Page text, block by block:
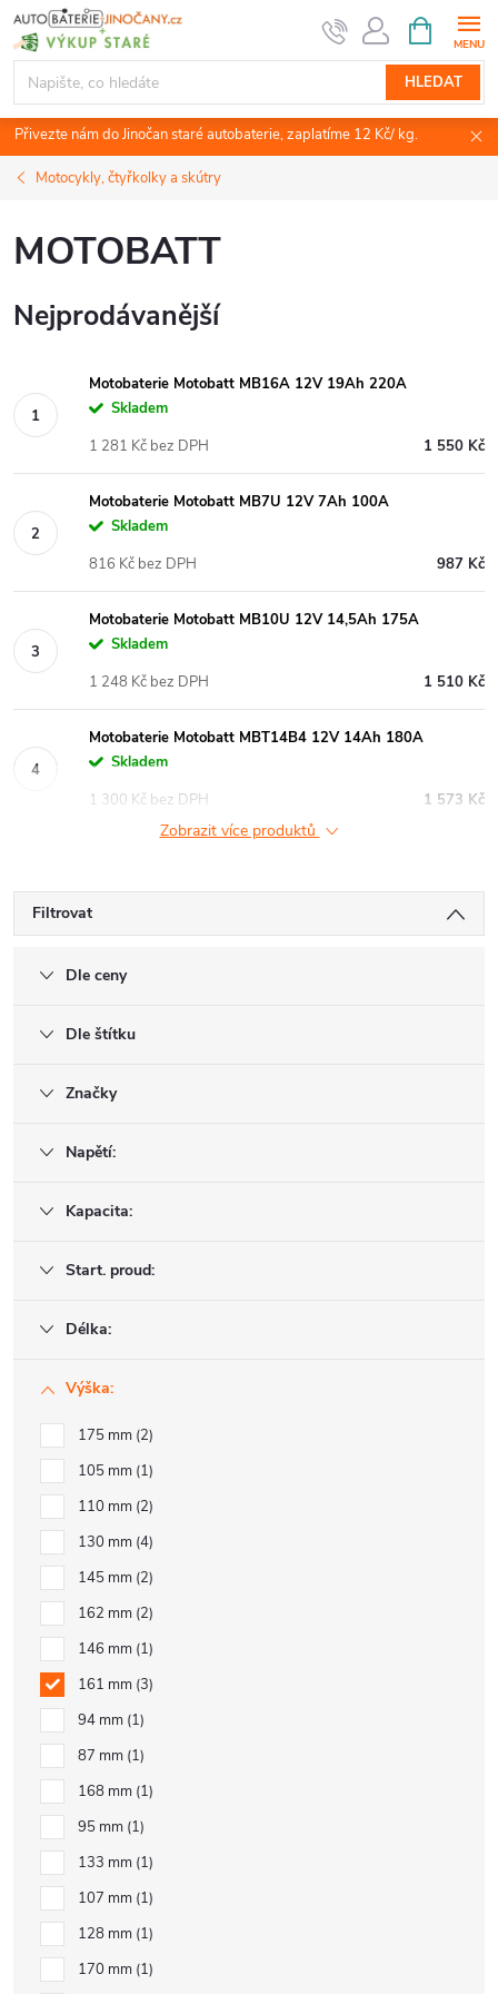
Přejít
na
obsah
HLEDAT
NÁKUPNÍ
KOŠÍK
Přivezte nám do Jinočan staré autobaterie, zaplatíme 12 Kč/ kg.
Motocykly, čtyřkolky a skútry
MOTOBATT
Nejprodávanější
Motobaterie Motobatt MB16A 12V 19Ah 220A
Skladem
1 550 Kč
1 281 Kč bez DPH
Motobaterie Motobatt MB7U 12V 7Ah 100A
Skladem
987 Kč
816 Kč bez DPH
Motobaterie Motobatt MB10U 12V 14,5Ah 175A
Skladem
1 510 Kč
1 248 Kč bez DPH
Motobaterie Motobatt MBT14B4 12V 14Ah 180A
Skladem
1 573 Kč
1 300 Kč bez DPH
Zobrazit více produktů
Filtrovat
Dle ceny
Dle štítku
Značky
Napětí:
Kapacita:
Start. proud:
Délka:
Výška:
175 mm 2
105 mm 1
110 mm 2
130 mm 4
145 mm 2
162 mm 2
146 mm 1
161 mm 3
94 mm 1
87 mm 1
168 mm 1
95 mm 1
133 mm 1
107 mm 1
128 mm 1
170 mm 1